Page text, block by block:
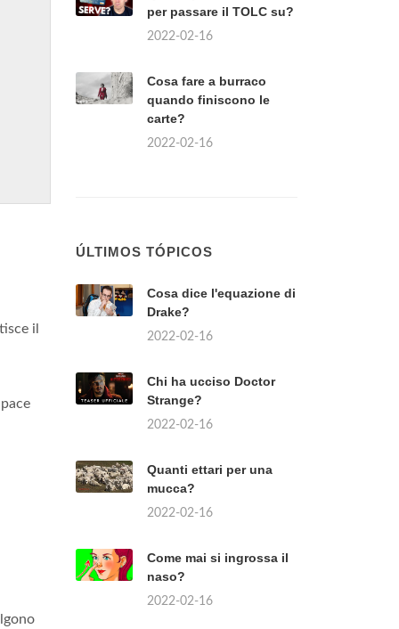
il
per passare il TOLC su?
2022-02-16
Cosa fare a burraco
quando finiscono le
carte?
2022-02-16
ÚLTIMOS TÓPICOS
Cosa dice l'equazione di
Drake?
2022-02-16
Chi ha ucciso Doctor
Strange?
2022-02-16
Quanti ettari per una
mucca?
2022-02-16
Come mai si ingrossa il
naso?
2022-02-16